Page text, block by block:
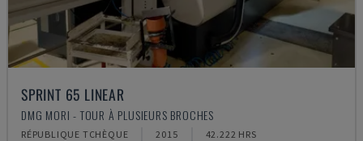
SPRINT 65 LINEAR
DMG MORI - TOUR À PLUSIEURS BROCHES
RÉPUBLIQUE TCHÈQUE 2015 42.222 HRS